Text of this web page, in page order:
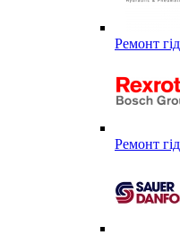
Ремонт
Ремонт